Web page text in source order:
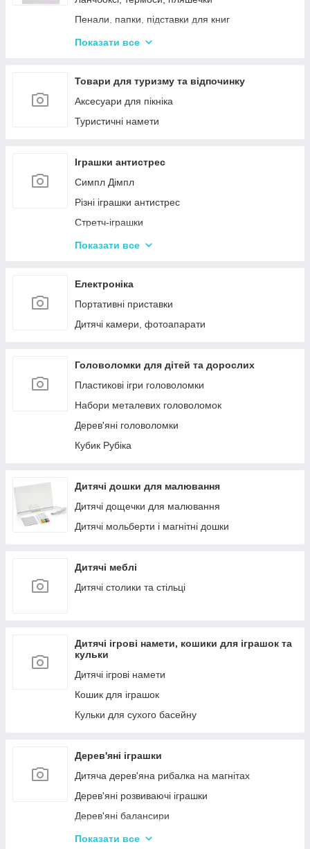
Пенали, папки, підставки для книг
Фарбі, пензлики, альбоми
Зошити, блокноти, щоденники, обкладинки
Наклейки, стікери, закладки
Кольоровий папір, картон, клей
Циркулі, лінійки, трафарети
Художні аксесуари та інструменти
Показати все
Товари для туризму та відпочинку
Аксесуари для пікніка
Туристичні намети
Іграшки антистрес
Симпл Дімпл
Різні іграшки антистрес
Стретч-іграшки
Іграшки Pop it
Показати все
Електроніка
Портативні приставки
Дитячі камери, фотоапарати
Головоломки для дітей та дорослих
Пластикові ігри головоломки
Набори металевих головоломок
Дерев'яні головоломки
Кубик Рубіка
Дитячі дошки для малювання
Дитячі дощечки для малювання
Дитячі мольберти і магнітні дошки
Дитячі меблі
Дитячі столики та стільці
Дитячі ігрові намети, кошики для іграшок та
кульки
Дитячі ігрові намети
Кошик для іграшок
Кульки для сухого басейну
Дерев'яні іграшки
Дитяча дерев'яна рибалка на магнітах
Дерев'яні розвиваючі іграшки
Дерев'яні балансири
Дерев'яні пазли для дорослих
Показати все